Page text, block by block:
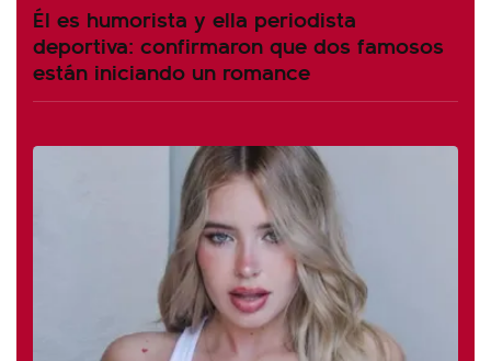
Él es humorista y ella periodista
deportiva: confirmaron que dos famosos
están iniciando un romance